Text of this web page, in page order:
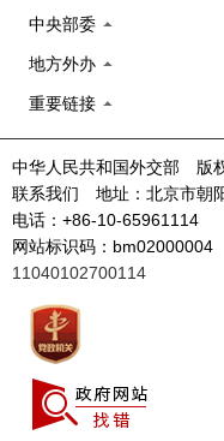
中央部委
地方外办
重要链接
中华人民共和国外交部 版
联系我们 地址：北京市朝
电话：+86-10-65961114
网站标识码：bm02000004
11040102700114